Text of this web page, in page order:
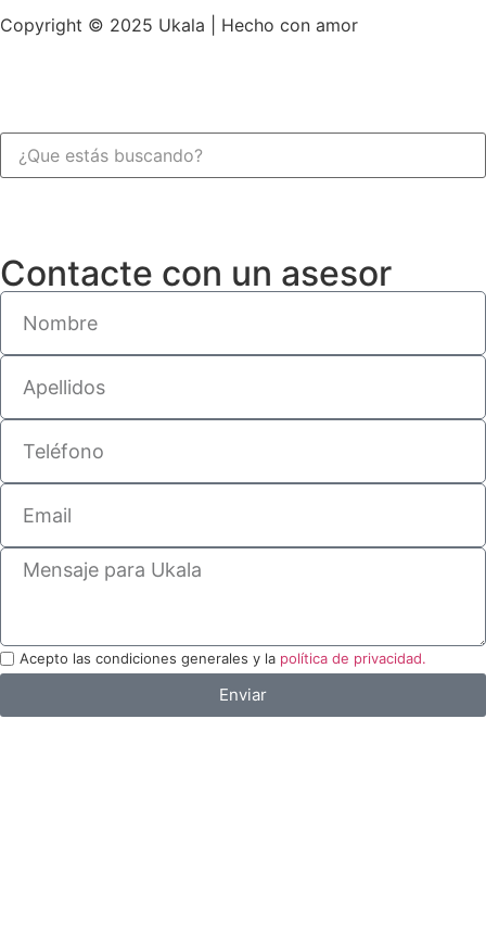
Copyright © 2025 Ukala | Hecho con amor
Contacte con un asesor
Acepto las condiciones generales y la política de privacidad.
Enviar